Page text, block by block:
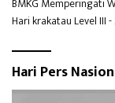
Hari krakatau Level III-
Hari Pers